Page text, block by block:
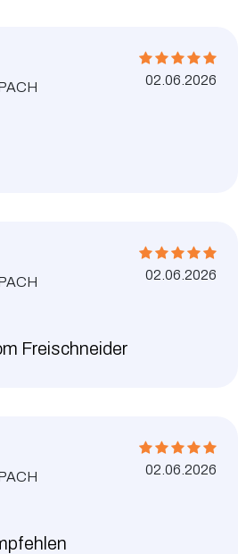
02.06.2026
02.06.2026
Freischneider
02.06.2026